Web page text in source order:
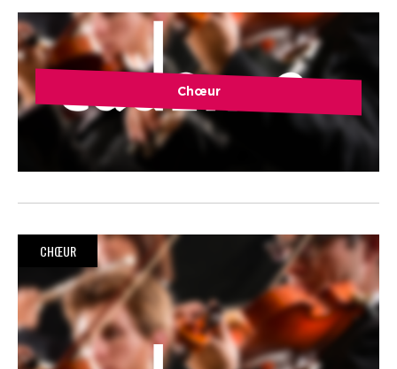
Chœur
CHŒUR